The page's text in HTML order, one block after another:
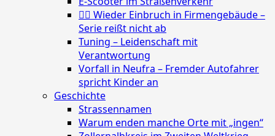
🕵️‍♂️ Wieder Einbruch in Firmengebäude –
Serie reißt nicht ab
Tuning – Leidenschaft mit
Verantwortung
Vorfall in Neufra – Fremder Autofahrer
spricht Kinder an
Geschichte
Strassennamen
Warum enden manche Orte mit „ingen“